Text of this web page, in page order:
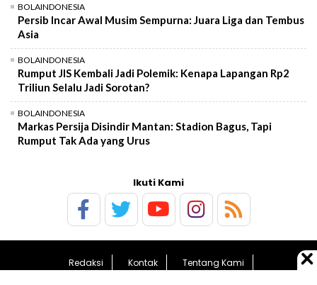
BOLAINDONESIA
Persib Incar Awal Musim Sempurna: Juara Liga dan Tembus
Asia
BOLAINDONESIA
Rumput JIS Kembali Jadi Polemik: Kenapa Lapangan Rp2
Triliun Selalu Jadi Sorotan?
BOLAINDONESIA
Markas Persija Disindir Mantan: Stadion Bagus, Tapi
Rumput Tak Ada yang Urus
Ikuti Kami
Redaksi Kontak
Tentang Kami